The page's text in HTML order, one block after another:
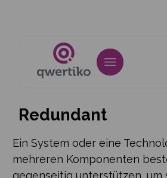
Redundant
Ein System oder eine
mehreren Komponenten
gegenseitig unterstützen, um